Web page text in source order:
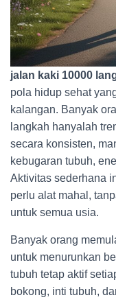
jalan kaki 10000
pola hidup sehat
kalangan. Banyak
langkah hanyalah
secara konsisten,
kebugaran tubuh,
Aktivitas sederhana
perlu alat mahal,
untuk semua usia.
Banyak orang
untuk menurunkan
tubuh tetap aktif
bokong, inti tubuh,